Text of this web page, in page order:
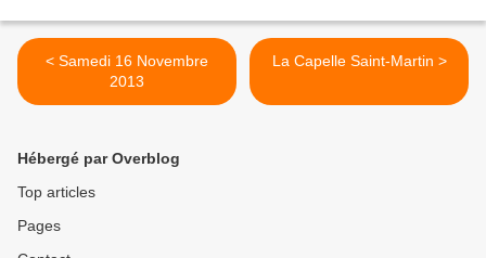
< Samedi 16 Novembre
2013
La Capelle Saint-Martin >
Hébergé par Overblog
Top articles
Pages